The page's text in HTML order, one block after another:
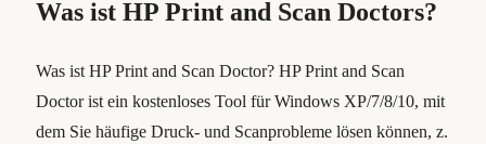
Was ist HP Print and Scan Doctors?
Was ist HP Print and Scan Doctor? HP Print and Scan
Doctor ist ein kostenloses Tool für Windows XP/7/8/10, mit
dem Sie häufige Druck- und Scanprobleme lösen können, z.